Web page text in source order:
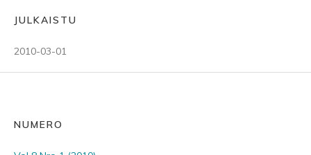
JULKAISTU
2010-03-01
NUMERO